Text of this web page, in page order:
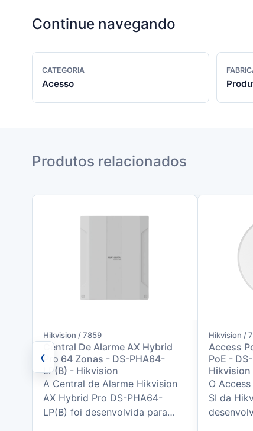
Continue navegando
CATEGORIA
Acesso
Produtos relacionados
‹
Hikvision / 7859
Central De Alarme AX Hybrid
Pro 64 Zonas - DS-PHA64-
LP(B) - Hikvision
A Central de Alarme Hikvision
AX Hybrid Pro DS-PHA64-
LP(B) foi desenvolvida para
Hikvision /
Access
PoE -
Hikvision
O
SI da